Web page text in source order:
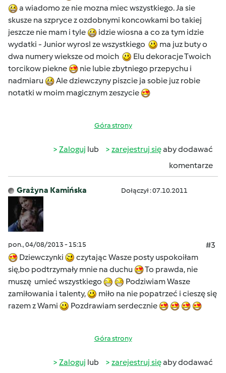
a wiadomo ze nie mozna miec wszystkiego. Ja sie
skusze na szpryce z ozdobnymi koncowkami bo takiej
jeszcze nie mam i tyle
idzie wiosna a co za tym idzie
wydatki - Junior wyrosl ze wszystkiego
ma juz buty o
dwa numery wieksze od moich
Elu dekoracje Twoich
torcikow piekne
nie lubie zbytniego przepychu i
nadmiaru
Ale dziewczyny piszcie ja sobie juz robie
notatki w moim magicznym zeszycie
Góra strony
Zaloguj lub zarejestruj sięaby dodawać
komentarze
Grażyna Kamińska Dołączył : 07.10.2011
pon., 04/08/2013 - 15:15
#3
Dziewczynki
czytając Wasze posty uspokoiłam
się,bo podtrzymały mnie na duchu
To prawda, nie
muszę umieć wszystkiego
Podziwiam Wasze
zamiłowania i talenty,
miło na nie popatrzeć i cieszę się
razem z Wami
Pozdrawiam serdecznie
Góra strony
Zaloguj lub zarejestruj sięaby dodawać